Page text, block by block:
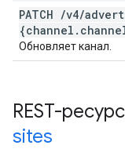
PATCH /v4/
{channel .
Обновляет канал.
REST-
sites